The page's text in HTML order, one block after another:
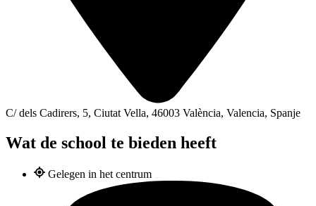
C/ dels Cadirers, 5, Ciutat Vella, 46003 València, Valencia, Spanje
Wat de school te bieden heeft
Gelegen in het centrum